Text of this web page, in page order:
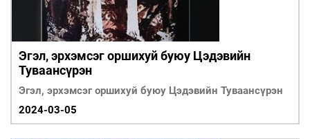
Эгэл, эрхэмсэг оршихуй буюу Цэдэвийн
Туваансүрэн
Эгэл, эрхэмсэг оршихуй буюу Цэдэвийн Туваансүрэн
2024-03-05